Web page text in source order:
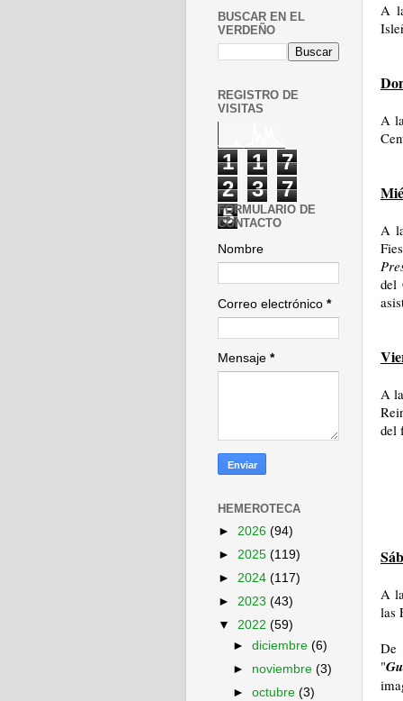
A
A
A
del
A
del
A
las
De
"
BUSCAR EN EL
VERDEÑO
REGISTRO DE
VISITAS
1 1
7
2
3
7
5
FORMULARIO DE
CONTACTO
Nombre
Correo electrónico *
Mensaje *
HEMEROTECA
► 2026 (94)
► 2025 (119)
► 2024 (117)
► 2023 (43)
▼ 2022 (59)
►diciembre(6)
► noviembre(3)
►octubre(3)